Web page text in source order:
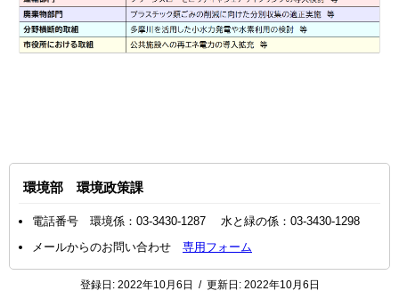
環境部 環境政策課
電話番号 環境係：03-3430-1287 水と緑の係：03-3430-1298
メールからのお問い合わせ 専用フォーム
登録日: 2022年10月6日 / 更新日: 2022年10月6日